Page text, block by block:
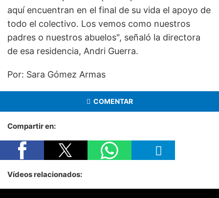
aquí encuentran en el final de su vida el apoyo de
todo el colectivo. Los vemos como nuestros
padres o nuestros abuelos", señaló la directora
de esa residencia, Andri Guerra.
Por: Sara Gómez Armas
COMENTAR
Compartir en:
Vídeos relacionados: